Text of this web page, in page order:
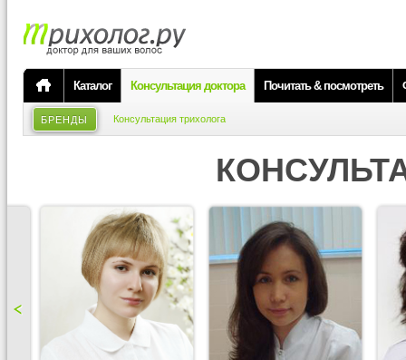
Каталог Консультация доктора Почитать & посмотреть
БРЕНДЫ Консультация трихолога